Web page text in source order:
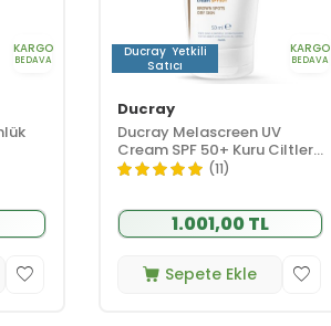
KARGO
BEDAVA
Ducray Yetkili
Satıcı
KARGO
BEDAVA
Ducray
Ducray Melascreen UV
Cream SPF 50+ Kuru Ciltler
için Leke Karşıtı Güneş Kremi
(11)
1.001,00 TL
Sepete Ekle